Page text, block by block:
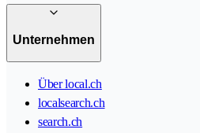
Unternehmen
Über local.ch
localsearch.ch
search.ch